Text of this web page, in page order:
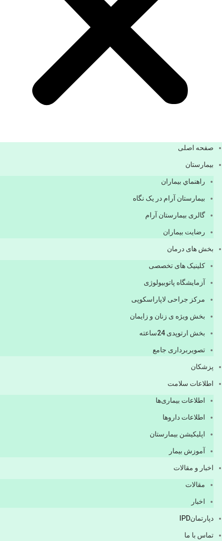
صفحه اصلی
بيمارستان
راهنماي بیماران
بیمارستان آرام در یک نگاه
گالری بیمارستان آرام
رضایت بیماران
بخش های درمان
کلینیک های تخصصی
آزمایشگاه پاتوبیولوژی
مرکز جراحی لاپاراسکوپی
بخش ویژه ی زنان و زایمان
بخش ارتوپدی 24ساعته
تصویربرداری جامع
پزشكان
اطلاعات سلامت
اطلاعات بیماری‌ها
اطلاعات دارو‌ها
اپليكيشن بيمارستان
آموزش بیمار
اخبار و مقالات
مقالات
اخبار
دپارتمانIPD
تماس با ما